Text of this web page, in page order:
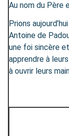
Au nom du Père
Prions
Antoine de
une foi sincère
apprendre à
à ouvrir leurs